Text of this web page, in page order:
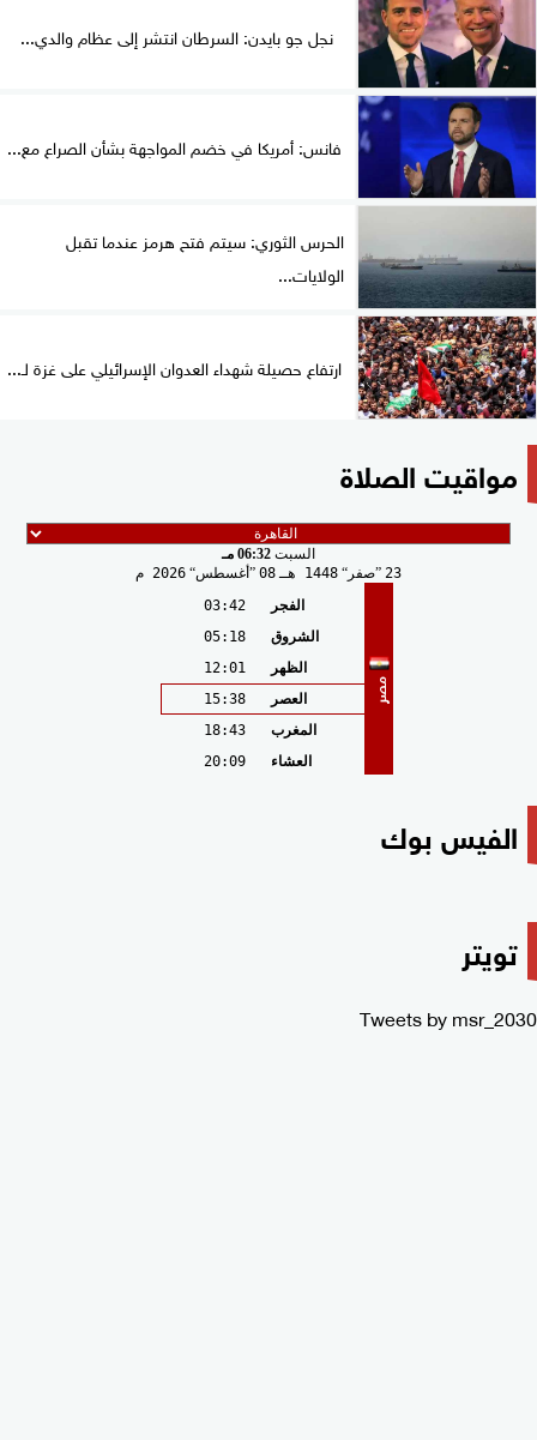
نجل جو بايدن: السرطان انتشر إلى عظام والدي...
فانس: أمريكا في خضم المواجهة بشأن الصراع مع...
الحرس الثوري: سيتم فتح هرمز عندما تقبل
الولايات...
ارتفاع حصيلة شهداء العدوان الإسرائيلي على غزة لـ...
مواقيت الصلاة
السبت 06:32 مـ
23 صفر 1448 هـ 08 أغسطس 2026 م
مصر
الفجر
03:42
الشروق
05:18
الظهر
12:01
العصر
15:38
المغرب
18:43
العشاء
20:09
الفيس بوك
تويتر
Tweets by msr_2030